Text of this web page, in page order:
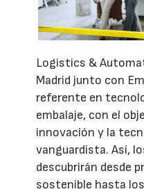
Logistics &
Madrid junto con
referente en
embalaje, con el
innovación y la
vanguardista. Así,
descubrirán desde
sostenible hasta